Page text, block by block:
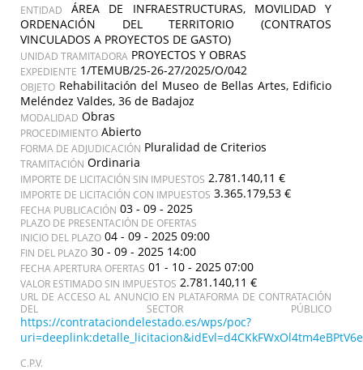
ENTIDAD
ÁREA DE INFRAESTRUCTURAS, MOVILIDAD Y
ORDENACIÓN DEL TERRITORIO (CONTRATOS
VINCULADOS A PROYECTOS DE GASTO)
UNIDAD TRAMITADORA PROYECTOS Y OBRAS
EXPEDIENTE 1/TEMUB/25-26-27/2025/O/042
OBJETO Rehabilitación del Museo de Bellas Artes, Edificio
Meléndez Valdes, 36 de Badajoz
MODALIDAD Obras
PROCEDIMIENTO Abierto
FORMA DE ADJUDICACIÓN Pluralidad de Criterios
TRAMITACIÓN Ordinaria
IMPORTE DE LICITACIÓN SIN IMPUESTOS 2.781.140,11 €
IMPORTE DE LICITACIÓN CON IMPUESTOS 3.365.179,53 €
FECHA PUBLICACIÓN 03 - 09 - 2025
PLAZO DE PRESENTACIÓN DE OFERTAS
INICIO DEL PLAZO 04 - 09 - 2025 09:00
FIN DEL PLAZO 30 - 09 - 2025 14:00
FECHA APERTURA OFERTAS 01 - 10 - 2025 07:00
VALOR ESTIMADO SIN IMPUESTOS 2.781.140,11 €
URL DE ACCESO AL ANUNCIO EN PLATAFORMA DE CONTRATACIÓN
DEL SECTOR PÚBLICO
https://contrataciondelestado.es/wps/poc?
C.P.V.